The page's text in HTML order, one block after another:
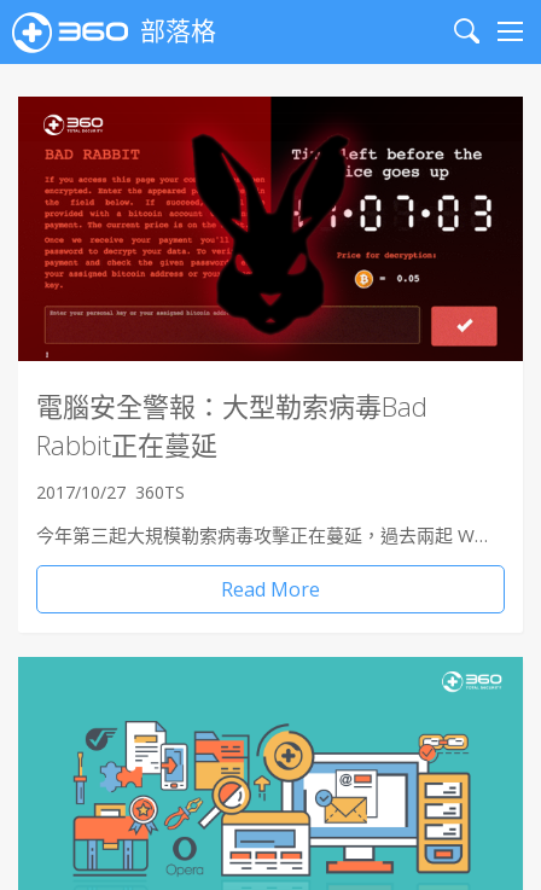
部落格
Search
電腦安全警報：大型勒索病毒Bad
Rabbit正在蔓延
2017/10/27 360TS
今年第三起大規模勒索病毒攻擊正在蔓延，過去兩起 W…
Read More